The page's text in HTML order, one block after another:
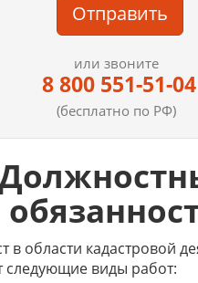
Отправить
или звоните
8 800 551-51-04
(бесплатно по РФ)
в области кадастровой
следующие виды работ: